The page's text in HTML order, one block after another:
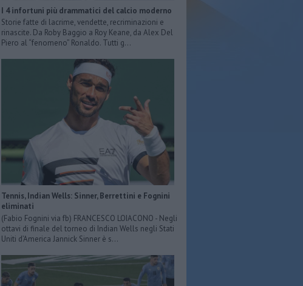
I 4 infortuni più drammatici del calcio moderno
Storie fatte di lacrime, vendette, recriminazioni e
rinascite. Da Roby Baggio a Roy Keane, da Alex Del
Piero al “fenomeno” Ronaldo. Tutti g...
Tennis, Indian Wells: Sinner, Berrettini e Fognini
eliminati
(Fabio Fognini via fb) FRANCESCO LOIACONO - Negli
ottavi di finale del torneo di Indian Wells negli Stati
Uniti d’America Jannick Sinner è s...